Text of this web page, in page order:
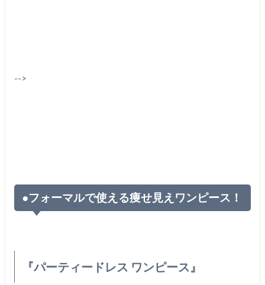
-->
●フォーマルで使える痩せ見えワンピース！
『パーティードレス ワンピース』